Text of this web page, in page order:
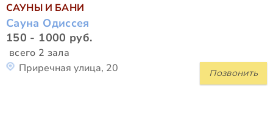
САУНЫ И БАНИ
Сауна Одиссея
150 - 1000 руб.
всего 2 зала
Позвонить
Приречная улица, 20